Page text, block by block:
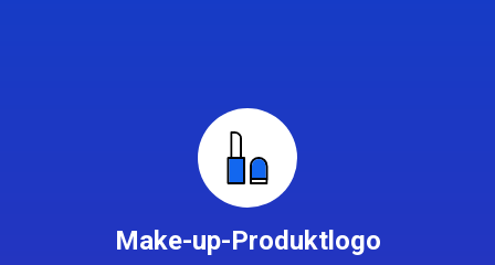
Make-up-Produktlogo